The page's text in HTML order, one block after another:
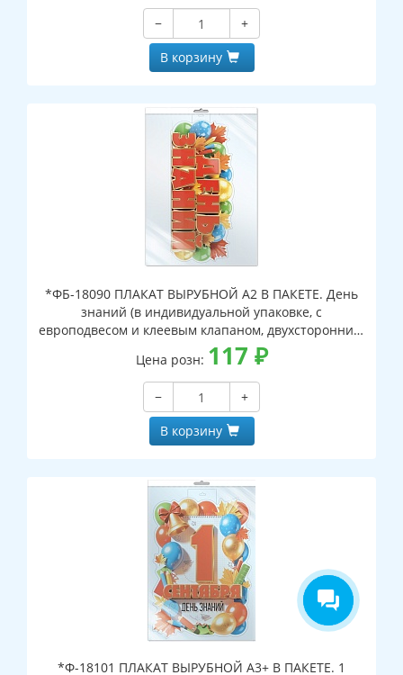
−
+
В корзину
*ФБ-18090 ПЛАКАТ ВЫРУБНОЙ А2 В ПАКЕТЕ. День
знаний (в индивидуальной упаковке, с
европодвесом и клеевым клапаном, двухсторонний,
ВД-лак)
Цена розн: 117 ₽
−
+
В корзину
*Ф-18101 ПЛАКАТ ВЫРУБНОЙ А3+ В ПАКЕТЕ. 1